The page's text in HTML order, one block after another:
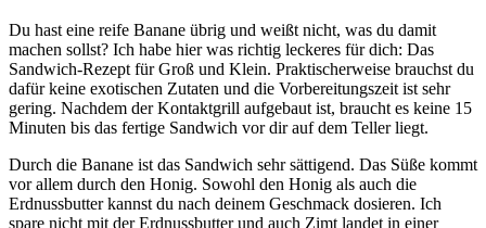
Du hast eine reife Banane übrig und weißt nicht, was du damit
machen sollst? Ich habe hier was richtig leckeres für dich: Das
Sandwich-Rezept für Groß und Klein. Praktischerweise brauchst du
dafür keine exotischen Zutaten und die Vorbereitungszeit ist sehr
gering. Nachdem der Kontaktgrill aufgebaut ist, braucht es keine 15
Minuten bis das fertige Sandwich vor dir auf dem Teller liegt.
Durch die Banane ist das Sandwich sehr sättigend. Das Süße kommt
vor allem durch den Honig. Sowohl den Honig als auch die
Erdnussbutter kannst du nach deinem Geschmack dosieren. Ich
spare nicht mit der Erdnussbutter und auch Zimt landet in einer